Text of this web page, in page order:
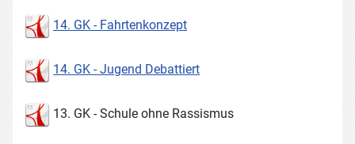
14. GK - Fahrtenkonzept
14. GK - Jugend Debattiert
13. GK - Schule ohne Rassismus